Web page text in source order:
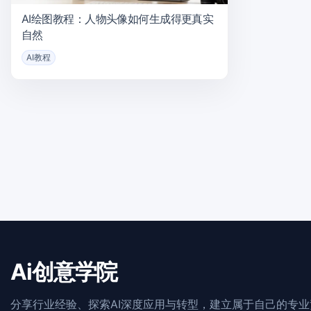
AI绘图教程：人物头像如何生成得更真实
自然
AI教程
Ai创意学院
分享行业经验、探索AI深度应用与转型，建立属于自己的专业